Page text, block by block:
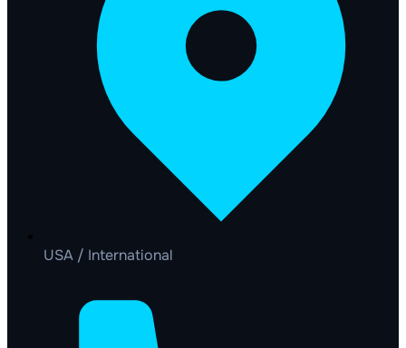
USA / International